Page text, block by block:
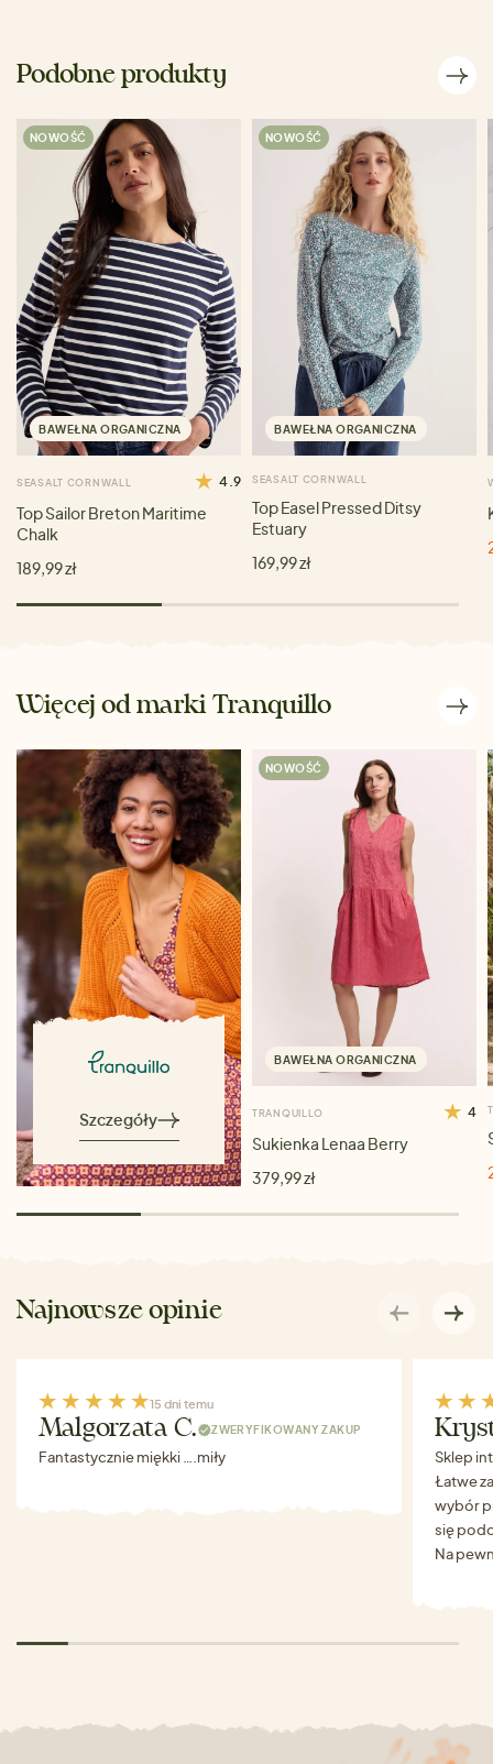
Podobne produkty
NOWOŚĆ
BAWEŁNA ORGANICZNA
SEASALT CORNWALL 4.9
Top Sailor Breton Maritime
Chalk
189,99 zł
NOWOŚĆ
BAWEŁNA ORGANICZNA
SEASALT CORNWALL
Top Easel Pressed Ditsy
Estuary
169,99 zł
Więcej od marki Tranquillo
Szczegóły
NOWOŚĆ
BAWEŁNA ORGANICZNA
TRANQUILLO 4
Sukienka Lenaa Berry
379,99 zł
Najnowsze opinie
15 dni temu
Malgorzata C. ZWERYFIKOWANY ZAKUP
Fantastycznie miękki ….miły
Sklep
Łatwe
wybór
się
Na